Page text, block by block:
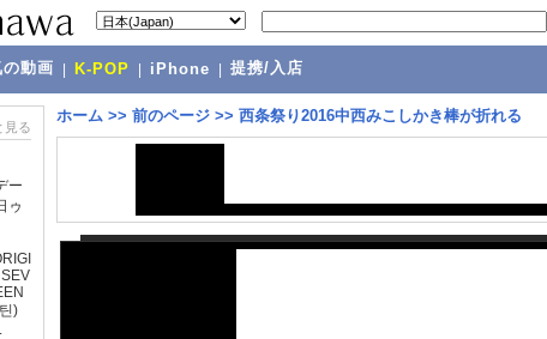
の動画 K-POP iPhone 提携/入店
見る
ー
ゥ
)
ホーム >> 前のページ >> 西条祭り2016中西みこしかき棒が折れる